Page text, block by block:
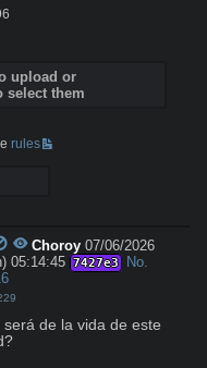
upload or
select them
rules
Choroy 07/06/2026
05:14:45 7427e3
No.
será de la vida de este